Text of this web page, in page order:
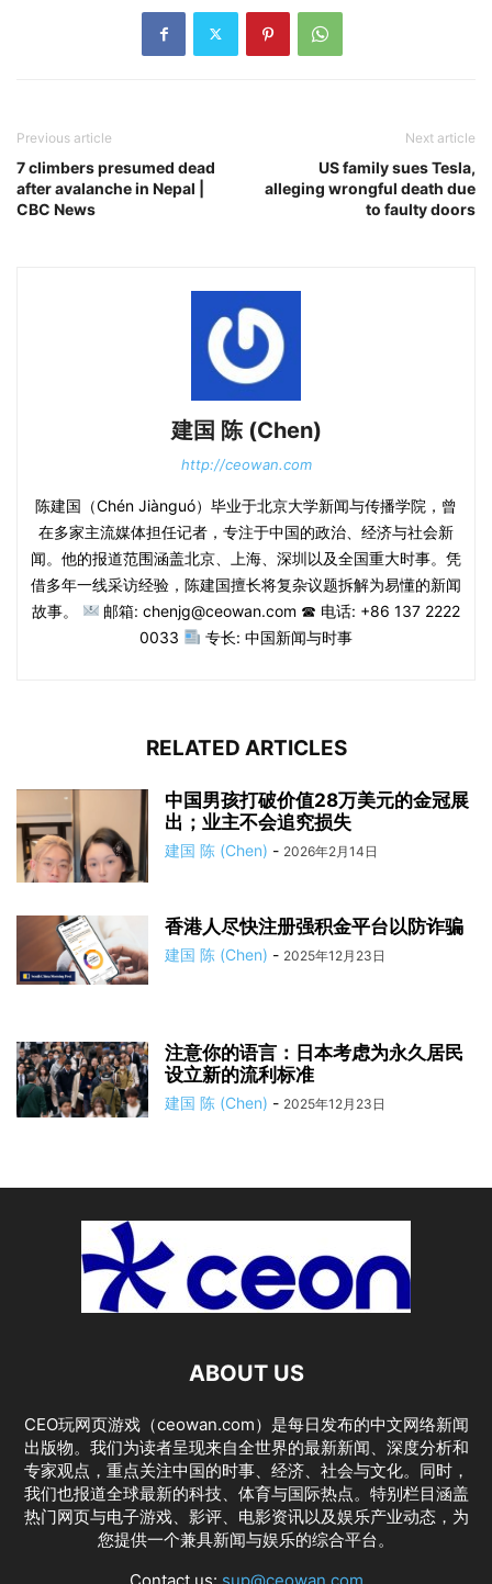
Previous article
7 climbers presumed dead
after avalanche in Nepal |
CBC News
Next article
US family sues Tesla,
alleging wrongful death due
to faulty doors
建国 陈 (Chen)
http://ceowan.com
陈建国（Chén Jiànguó）毕业于北京大学新闻与传播学院，曾
在多家主流媒体担任记者，专注于中国的政治、经济与社会新
闻。他的报道范围涵盖北京、上海、深圳以及全国重大时事。凭
借多年一线采访经验，陈建国擅长将复杂议题拆解为易懂的新闻
故事。
邮箱: chenjg@ceowan.com ☎ 电话: +86 137 2222
0033
专长: 中国新闻与时事
RELATED ARTICLES
中国男孩打破价值28万美元的金冠展
出；业主不会追究损失
建国 陈 (Chen) - 2026年2月14日
香港人尽快注册强积金平台以防诈骗
建国 陈 (Chen) - 2025年12月23日
注意你的语言：日本考虑为永久居民
设立新的流利标准
建国 陈 (Chen) - 2025年12月23日
ABOUT US
CEO玩网页游戏（ceowan.com）是每日发布的中文网络新闻
出版物。我们为读者呈现来自全世界的最新新闻、深度分析和
专家观点，重点关注中国的时事、经济、社会与文化。同时，
我们也报道全球最新的科技、体育与国际热点。特别栏目涵盖
热门网页与电子游戏、影评、电影资讯以及娱乐产业动态，为
您提供一个兼具新闻与娱乐的综合平台。
Contact us: sup@ceowan.com